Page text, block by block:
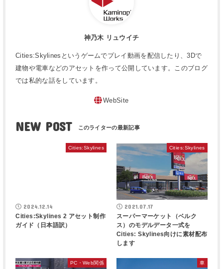
神乃木 リュウイチ
Cities:Skylinesというゲームでプレイ動画を配信したり、3Dで
建物や電車などのアセットを作って公開しています。このブログ
では私的な話をしています。
WebSite
NEW POST
Cities:Skylines
2024.12.14
Cities:Skylines 2 アセット制作
ガイド（日本語訳）
Cities:Skylines
2021.07.17
スーパーマーケット（ベルク
ス）のモデルデータ一式を
Cities: Skylines向けに素材配布
します
PC・Web関係 車